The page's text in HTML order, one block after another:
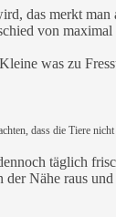
das merkt man
von
was zu
dass die Tiere
täglich
Nähe raus